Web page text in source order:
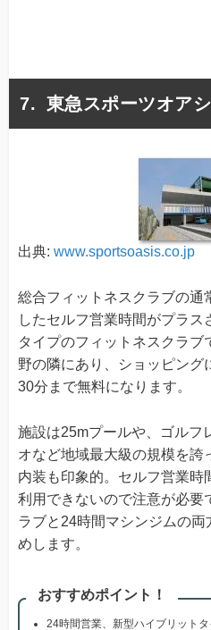
東急スポーツオア
出典: www.sportsoasis.co.jp
総合フィットネスクラブの通
したセルフ営業時間がプラス
タイプのフィットネスクラ
野の隣にあり、ショッピング
30分まで無料になります。
施設は25mプールや、ゴルフ
オなど地域最大級の規模を誇
内装も印象的。セルフ営業時
利用できないので注意が必要
ラブと24時間マシンジムの
めします。
おすすめポイント！
24時間営業、新型ハイブリット